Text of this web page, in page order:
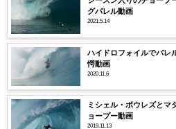
グバレル動画
2021.5.14
ハイドロフォイルでバレ
愕動画
2020.11.6
ミシェル・ボウレズとマ
ョープー動画
2019.11.13